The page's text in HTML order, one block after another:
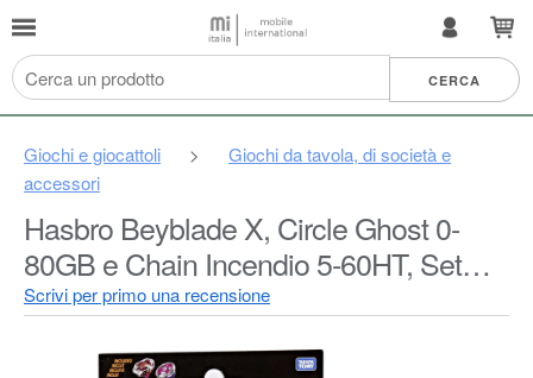
Giochi e giocattoli >
Giochi da tavola, di società e
accessori
Hasbro Beyblade X, Circle Ghost 0-
80GB e Chain Incendio 5-60HT, Set
Dual Pack
Scrivi per primo una recensione